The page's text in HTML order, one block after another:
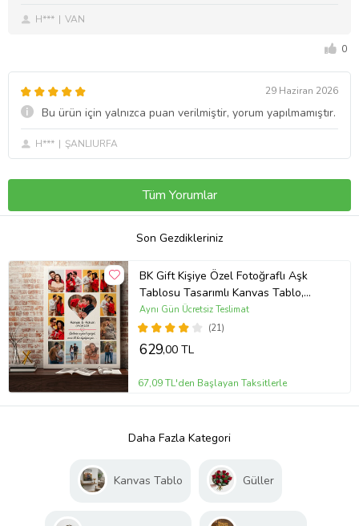
H*** VAN
0
29 Haziran 2026
Bu ürün için yalnızca puan verilmiştir, yorum yapılmamıştır.
H*** ŞANLIURFA
Tüm Yorumlar
Son Gezdikleriniz
BK Gift Kişiye Özel Fotoğraflı Aşk
Tablosu Tasarımlı Kanvas Tablo,
Sevgiliye Hediye, Ev Hediyesi
(21)
Aynı Gün Ücretsiz Teslimat
629,00 TL
67,09 TL'den Başlayan Taksitlerle
Daha Fazla Kategori
Kanvas Tablo Güller